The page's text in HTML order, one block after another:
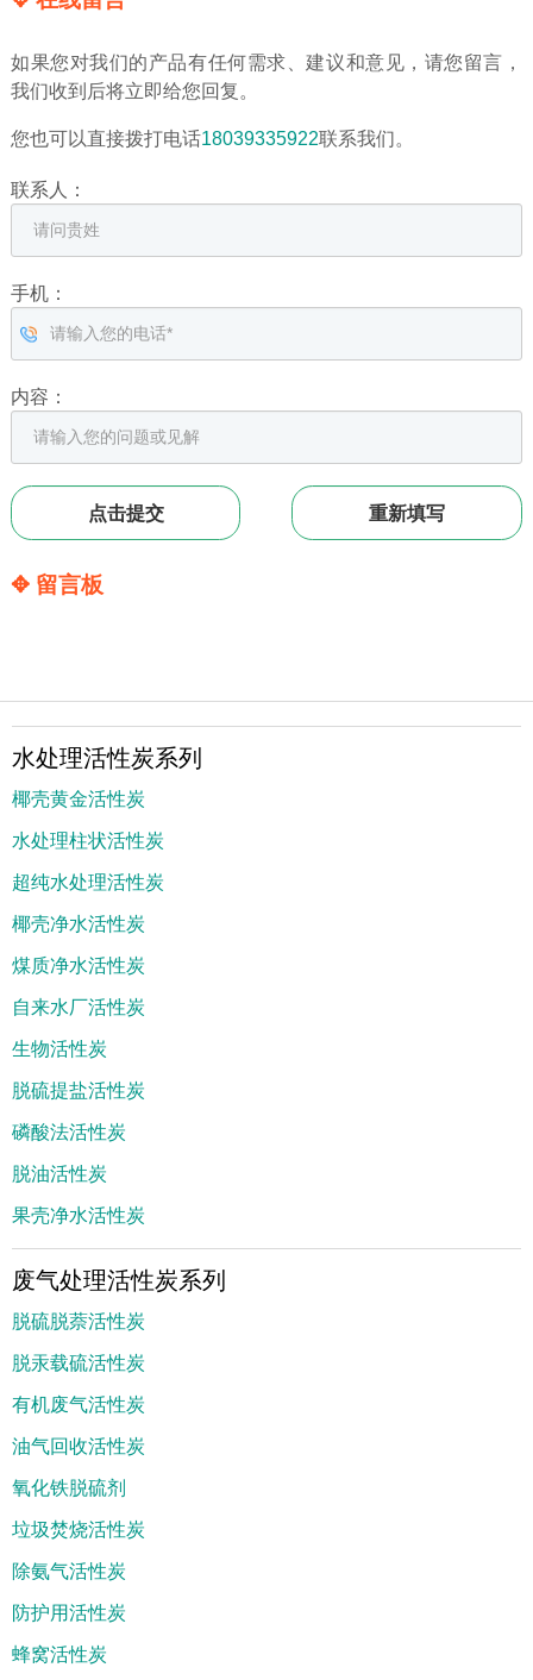
如果您对我们的产品有任何需求、建议和意见，请您留言，
我们收到后将立即给您回复。
您也可以直接拨打电话18039335922联系我们。
联系人：
手机：
内容：
✥ 留言板
水处理活性炭系列
椰壳黄金活性炭
水处理柱状活性炭
超纯水处理活性炭
椰壳净水活性炭
煤质净水活性炭
自来水厂活性炭
生物活性炭
脱硫提盐活性炭
磷酸法活性炭
脱油活性炭
果壳净水活性炭
废气处理活性炭系列
脱硫脱萘活性炭
脱汞载硫活性炭
有机废气活性炭
油气回收活性炭
氧化铁脱硫剂
垃圾焚烧活性炭
除氨气活性炭
防护用活性炭
蜂窝活性炭